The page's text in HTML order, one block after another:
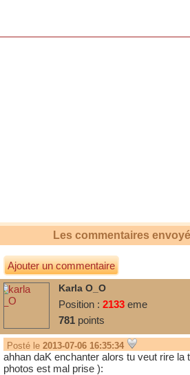
Les commentaires
Ajouter un commentaire
Karla O_O
Position : 2133 eme
781 points
Posté le 2013-07-06 16:35:34
ahhan daK enchanter alors tu veut rire la
photos est mal prise ):